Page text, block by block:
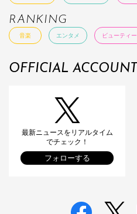
RANKING
音楽 エンタメ ビューティー
OFFICIAL ACCOUNT
最新ニュースをリアルタイム
でチェック！
フォローする